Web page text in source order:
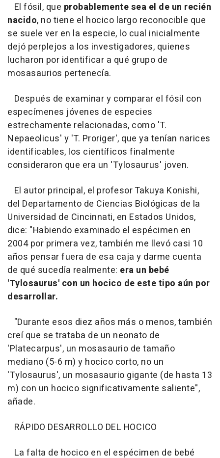
El fósil, que probablemente sea el de un recién
nacido, no tiene el hocico largo reconocible que
se suele ver en la especie, lo cual inicialmente
dejó perplejos a los investigadores, quienes
lucharon por identificar a qué grupo de
mosasaurios pertenecía.
Después de examinar y comparar el fósil con
especímenes jóvenes de especies
estrechamente relacionadas, como 'T.
Nepaeolicus' y 'T. Proriger', que ya tenían narices
identificables, los científicos finalmente
consideraron que era un 'Tylosaurus' joven.
El autor principal, el profesor Takuya Konishi,
del Departamento de Ciencias Biológicas de la
Universidad de Cincinnati, en Estados Unidos,
dice: "Habiendo examinado el espécimen en
2004 por primera vez, también me llevó casi 10
años pensar fuera de esa caja y darme cuenta
de qué sucedía realmente: era un bebé
'Tylosaurus' con un hocico de este tipo aún por
desarrollar.
"Durante esos diez años más o menos, también
creí que se trataba de un neonato de
'Platecarpus', un mosasaurio de tamaño
mediano (5-6 m) y hocico corto, no un
'Tylosaurus', un mosasaurio gigante (de hasta 13
m) con un hocico significativamente saliente",
añade.
RÁPIDO DESARROLLO DEL HOCICO
La falta de hocico en el espécimen de bebé